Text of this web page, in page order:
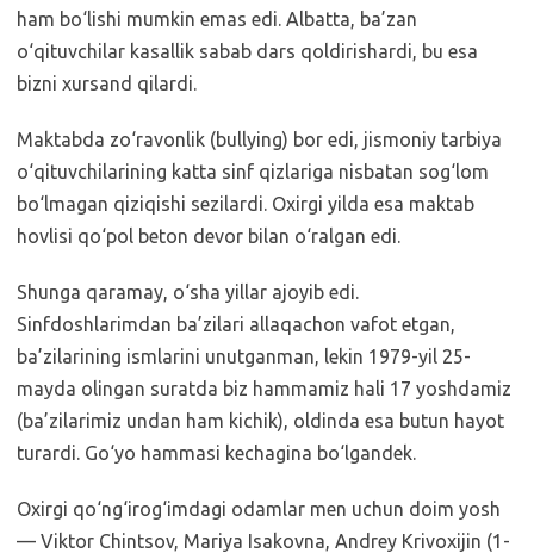
ham bo‘lishi mumkin emas edi. Albatta, ba’zan
o‘qituvchilar kasallik sabab dars qoldirishardi, bu esa
bizni xursand qilardi.
Maktabda zo‘ravonlik (bullying) bor edi, jismoniy tarbiya
o‘qituvchilarining katta sinf qizlariga nisbatan sog‘lom
bo‘lmagan qiziqishi sezilardi. Oxirgi yilda esa maktab
hovlisi qo‘pol beton devor bilan o‘ralgan edi.
Shunga qaramay, o‘sha yillar ajoyib edi.
Sinfdoshlarimdan ba’zilari allaqachon vafot etgan,
ba’zilarining ismlarini unutganman, lekin 1979-yil 25-
mayda olingan suratda biz hammamiz hali 17 yoshdamiz
(ba’zilarimiz undan ham kichik), oldinda esa butun hayot
turardi. Go‘yo hammasi kechagina bo‘lgandek.
Oxirgi qo‘ng‘irog‘imdagi odamlar men uchun doim yosh
— Viktor Chintsov, Mariya Isakovna, Andrey Krivoxijin (1-